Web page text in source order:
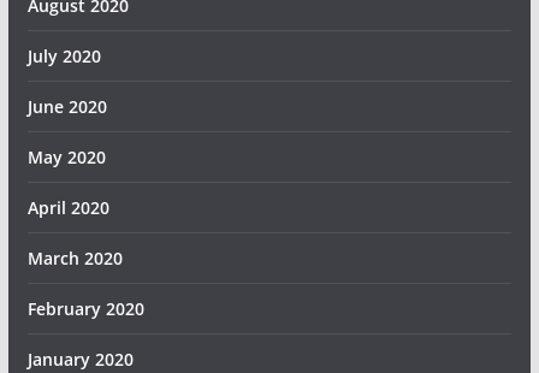
August 2020
July 2020
June 2020
May 2020
April 2020
March 2020
February 2020
January 2020